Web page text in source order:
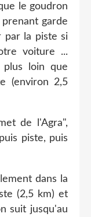
le goudron
garde
par la piste si
voiture ...
loin que
(environ 2,5
de l'Agra",
piste, puis
dans la
(2,5 km) et
suit jusqu'au